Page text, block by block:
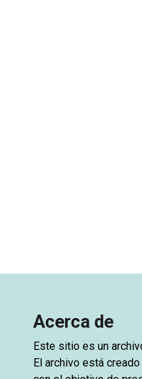
Acerca de
Este sitio es un
El archivo está